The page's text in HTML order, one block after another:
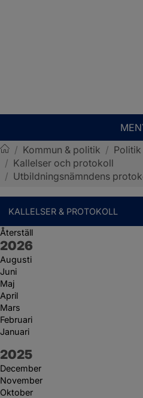
Sotenäs kommun
/ Kommun & politik /
/ Kallelser och protokoll
/ Utbildningsnämndens
KALLELSER & PROTOKOLL
Återställ
År:
2026
Augusti
Juni
Maj
April
Mars
Februari
Januari
År:
2025
December
November
Oktober